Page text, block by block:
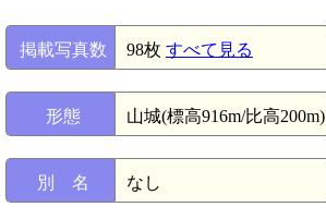
掲載写真数 98枚 すべて見る
形態 山城(標高916m/比高200m)
別 名 なし